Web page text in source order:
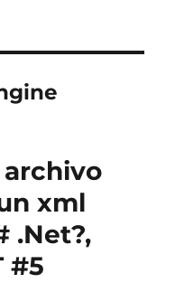
archivo
xml
.Net?,
#5